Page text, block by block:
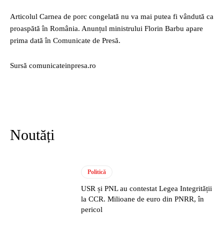
Articolul Carnea de porc congelată nu va mai putea fi vândută ca
proaspătă în România. Anunțul ministrului Florin Barbu apare
prima dată în Comunicate de Presă.
Sursă comunicateinpresa.ro
Noutăți
Politică
USR și PNL au contestat Legea Integrității
la CCR. Milioane de euro din PNRR, în
pericol